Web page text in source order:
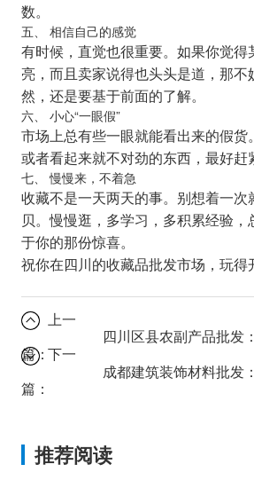
数。
五、 相信自己的感觉
有时候，直觉也很重要。如果你觉得
亮，而且卖家说得也头头是道，那不
然，还是要基于前面的了解。
六、 小心“一眼假”
市场上总有些一眼就能看出来的假货
或者看起来就不对劲的东西，最好赶
七、 慢慢来，不着急
收藏不是一天两天的事。别想着一次
贝。慢慢逛，多学习，多积累经验
于你的那份惊喜。
祝你在四川的收藏品批发市场，玩得
上一
篇：下一
篇：
推荐阅读